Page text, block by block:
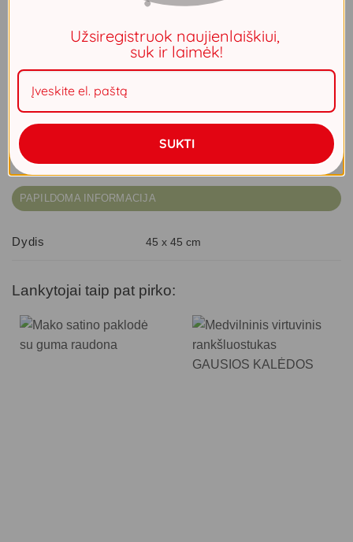
Prašome atkreipti dėmesį, kad prekės pristatymo terminas
– iki 2 savaičių. Visas prekes, užsakytas kartu, gausite ta
produkto kiekis: Pagalvėlės užvalkalas RIA1 45X45 smėlio
Į krepšelį
PAPILDOMA INFORMACIJA
Dydis 45 x 45 cm
Lankytojai taip pat pirko:
Užsiregistruok naujienlaiškiui,
suk ir laimėk!
SUKTI